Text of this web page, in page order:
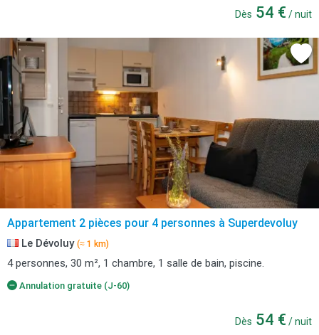
Dès 54 € / nuit
Appartement 2 pièces pour 4 personnes à Superdevoluy
Le Dévoluy (≈ 1 km)
4 personnes, 30 m², 1 chambre, 1 salle de bain, piscine.
Annulation gratuite (J-60)
Dès 54 € / nuit